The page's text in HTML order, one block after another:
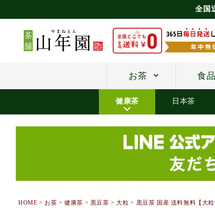
全国
お茶 食品
健康茶 日本茶
HOME お茶 健康茶 黒豆茶 大粒 黒豆茶 国産 送料無料【大